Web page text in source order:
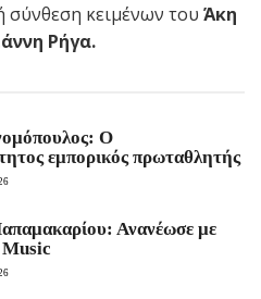
σύνθεση κειμένων του Άκη
Ρήγα.
Ο
εμπορικός πρωταθλητής
Ανανέωσε με